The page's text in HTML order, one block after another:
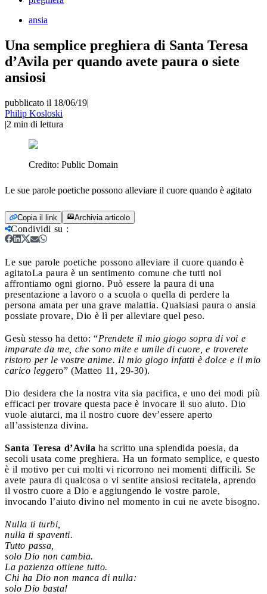
ansia
Una semplice preghiera di Santa Teresa
d’Avila per quando avete paura o siete
ansiosi
pubblicato il 18/06/19|
Philip Kosloski
|2 min di lettura
Credito: Public Domain
Le sue parole poetiche possono alleviare il cuore quando è agitato
Copia il link Archivia articolo
Condividi su :
Le sue parole poetiche possono alleviare il cuore quando è
agitatoLa paura è un sentimento comune che tutti noi
affrontiamo ogni giorno. Può essere la paura di una
presentazione a lavoro o a scuola o quella di perdere la
persona amata per una grave malattia. Qualsiasi paura o ansia
possiate provare, Dio è lì per alleviare quel peso.
Gesù stesso ha detto: “Prendete il mio giogo sopra di voi e
imparate da me, che sono mite e umile di cuore, e troverete
ristoro per le vostre anime. Il mio giogo infatti è dolce e il mio
carico leggero” (Matteo 11, 29-30).
Dio desidera che la nostra vita sia pacifica, e uno dei modi più
efficaci per trovare questa pace è invocare il suo aiuto. Dio
vuole aiutarci, ma il nostro cuore dev’essere aperto
all’assistenza divina.
Santa Teresa d’Avila ha scritto una splendida poesia, da
secoli usata come preghiera. Ha un formato semplice, e questo
è il motivo per cui molti vi ricorrono nei momenti difficili. Se
avete paura di qualcosa o vi sentite ansiosi recitatela, aprendo
il vostro cuore a Dio e aggiungendo le vostre parole,
invocando l’aiuto divino nel momento in cui ne avete bisogno.
Nulla ti turbi,
nulla ti spaventi.
Tutto passa,
solo Dio non cambia.
La pazienza ottiene tutto.
Chi ha Dio non manca di nulla:
solo Dio basta!